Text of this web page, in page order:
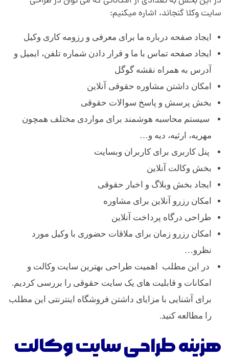
سایت وکلا گنجاند، اشاره میکنیم:
ایجاد صفحه درباره ما برای معرفی و رزومه کاری وکیل
ایجاد صفحه تماس با ما و قرار دادن شماره تلفن، ایمیل و
آدرس به همراه نقشه گوگل
امکان داشتن مشاوره حقوقی آنلاین
بخش پرسش و پاسخ سوالات حقوقی
سیستم محاسبه هوشمند برای مواردی مختلف همچون
مهریه، ارثیه، دیه و…
پنل کاربری برای کاربران وبسایت
بخش وکالت آنلاین
ایجاد بخش وبلاگ و اخبار حقوقی
امکان رزرو آنلاین برای مشاوره
طراحی درگاه پرداخت آنلاین
امکان رزرو زمان برای ملاقات حضوری با وکیل مورد
نظرو…
در این مطلب اهمیت طراحی بهترین سایت وکالت و
امکانات و قابلیت های یک سایت حقوقی را بررسی کردیم.
برای آشنایی با مزایای داشتن فروشگاه اینترنتی این مطلب
را مطالعه کنید.
هزینه طراحی سایت وکالت